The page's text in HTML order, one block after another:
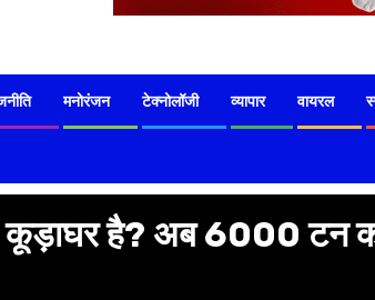
मनोरंजन टेक्नोलॉजी व्यापार वायरल
कूड़ाघर है? अब 6000 टन